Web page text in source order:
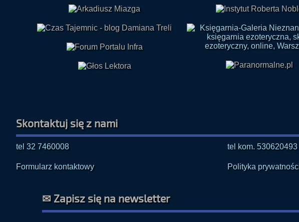
Skontaktuj się z nami
tel 32 7460008 tel kom. 530620493
Formularz kontaktowy Polityka
✉ Zapisz się na newsletter